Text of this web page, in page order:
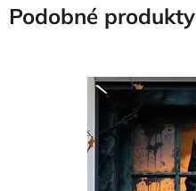
Podobné produkty